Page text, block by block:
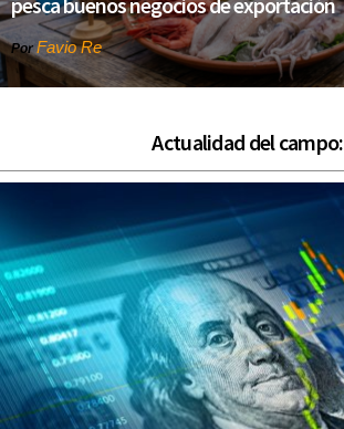
PorFavio Re
Actualidad del campo: